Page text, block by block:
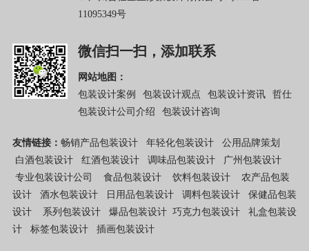
11095349号
微信扫一扫，添加联系
网站地图：
包装设计案例
包装设计观点 包装设计资讯
哲仕
包装设计公司介绍
包装设计咨询
友情链接： 畅销产品包装设计 年轻化包装设计
公用品牌策划
白酒包装设计
红酒包装设计 调味品包装设计
广州包装设计
专业包装设计公司
食品包装设计 饮料包装设计
农产品包装
设计
酒水包装设计 日用品包装设计 调料包装设计
保健品包装
设计
系列包装设计 爆品包装设计 巧克力包装设计
礼盒包装设
计
标签包装设计 插画包装设计